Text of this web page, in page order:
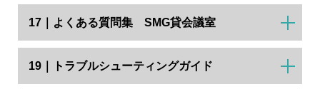
17｜よくある質問集 SMG貸会議室
19｜トラブルシューティングガイド